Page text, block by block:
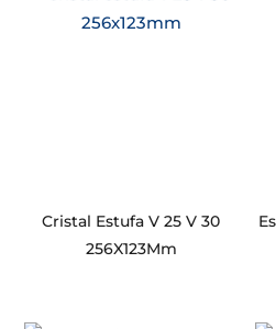
Cristal Estufa V 25 V 30
256X123Mm